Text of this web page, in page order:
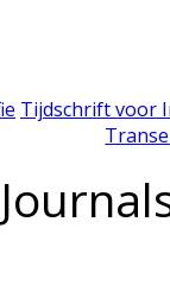
Tijdschrift voor